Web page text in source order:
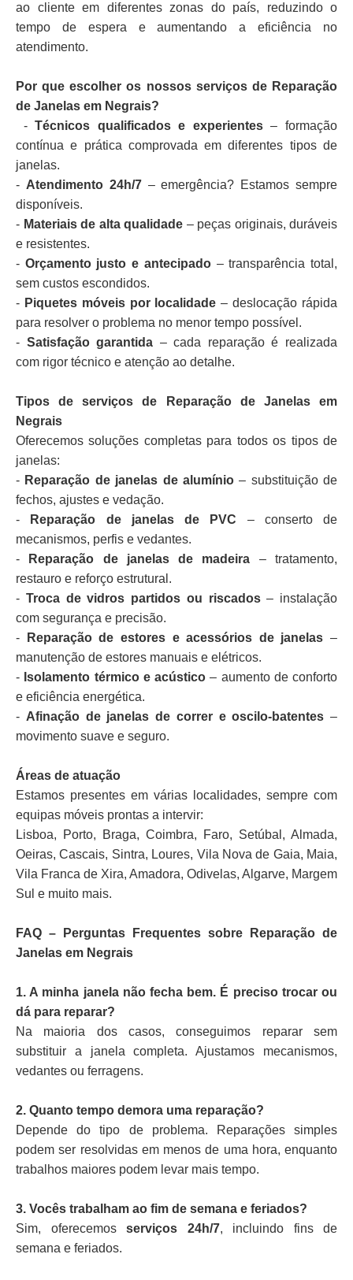
ao cliente em diferentes zonas do país, reduzindo o
tempo de espera e aumentando a eficiência no
atendimento.
Por que escolher os nossos serviços de Reparação
de Janelas em Negrais?
-Técnicos qualificados e experientes– formação
contínua e prática comprovada em diferentes tipos de
janelas.
- Atendimento 24h/7– emergência? Estamos sempre
disponíveis.
- Materiais de alta qualidade – peças originais, duráveis
e resistentes.
- Orçamento justo e antecipado– transparência total,
sem custos escondidos.
- Piquetes móveis por localidade – deslocação rápida
para resolver o problema no menor tempo possível.
- Satisfação garantida – cada reparação é realizada
com rigor técnico e atenção ao detalhe.
Tipos de serviços de Reparação de Janelas em
Negrais
Oferecemos soluções completas para todos os tipos de
janelas:
- Reparação de janelas de alumínio– substituição de
fechos, ajustes e vedação.
-
Reparação de janelas de PVC – conserto de
mecanismos, perfis e vedantes.
-
Reparação de janelas de madeira – tratamento,
restauro e reforço estrutural.
- Troca de vidros partidos ou riscados– instalação
com segurança e precisão.
-
Reparação de estores e acessórios de janelas –
manutenção de estores manuais e elétricos.
- Isolamento térmico e acústico – aumento de conforto
e eficiência energética.
- Afinação de janelas de correr e oscilo-batentes –
movimento suave e seguro.
Áreas de atuação
Estamos presentes em várias localidades, sempre com
equipas móveis prontas a intervir:
Lisboa, Porto, Braga, Coimbra, Faro, Setúbal, Almada,
Oeiras, Cascais, Sintra, Loures, Vila Nova de Gaia, Maia,
Vila Franca de Xira, Amadora, Odivelas, Algarve, Margem
Sul e muito mais.
FAQ – Perguntas Frequentes sobre Reparação de
Janelas em Negrais
1. A minha janela não fecha bem. É preciso trocar ou
dá para reparar?
Na maioria dos casos, conseguimos reparar sem
substituir a janela completa. Ajustamos mecanismos,
vedantes ou ferragens.
2. Quanto tempo demora uma reparação?
Depende do tipo de problema. Reparações simples
podem ser resolvidas em menos de uma hora, enquanto
trabalhos maiores podem levar mais tempo.
3. Vocês trabalham ao fim de semana e feriados?
Sim, oferecemos serviços 24h/7, incluindo fins de
semana e feriados.